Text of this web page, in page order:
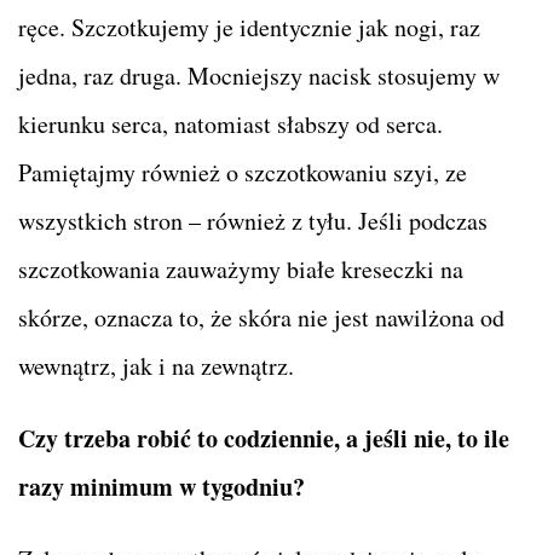
ręce. Szczotkujemy je identycznie jak nogi, raz
jedna, raz druga. Mocniejszy nacisk stosujemy w
kierunku serca, natomiast słabszy od serca.
Pamiętajmy również o szczotkowaniu szyi, ze
wszystkich stron – również z tyłu. Jeśli podczas
szczotkowania zauważymy białe kreseczki na
skórze, oznacza to, że skóra nie jest nawilżona od
wewnątrz, jak i na zewnątrz.
Czy trzeba robić to codziennie, a jeśli nie, to ile
razy minimum w tygodniu?